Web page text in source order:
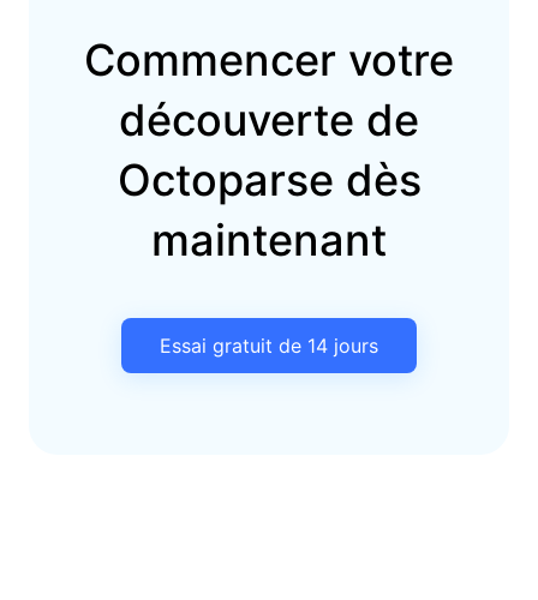
Commencer votre
découverte de
Octoparse dès
maintenant
Essai gratuit de 14 jours